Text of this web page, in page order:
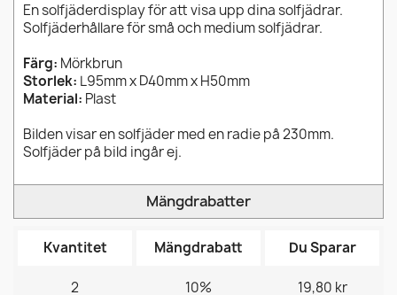
En solfjäderdisplay för att visa upp dina solfjädrar.
Solfjäderhållare för små och medium solfjädrar.
Färg: Mörkbrun
Storlek: L95mm x D40mm x H50mm
Material: Plast
Bilden visar en solfjäder med en radie på 230mm.
Solfjäder på bild ingår ej.
Mängdrabatter
Kvantitet Mängdrabatt Du Sparar
2 10% 19,80 kr